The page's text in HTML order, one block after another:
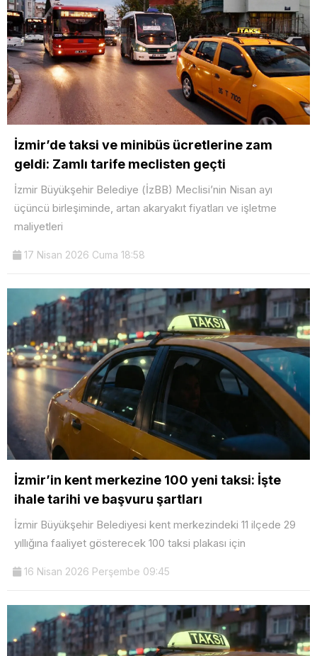
İzmir’de taksi ve minibüs ücretlerine zam
geldi: Zamlı tarife meclisten geçti
İzmir Büyükşehir Belediye (İzBB) Meclisi’nin Nisan ayı
üçüncü birleşiminde, artan akaryakıt fiyatları ve işletme
maliyetleri
17 Nisan 2026 Cuma 18:58
İzmir’in kent merkezine 100 yeni taksi: İşte
ihale tarihi ve başvuru şartları
İzmir Büyükşehir Belediyesi kent merkezindeki 11 ilçede 29
yıllığına faaliyet gösterecek 100 taksi plakası için
16 Nisan 2026 Perşembe 09:45